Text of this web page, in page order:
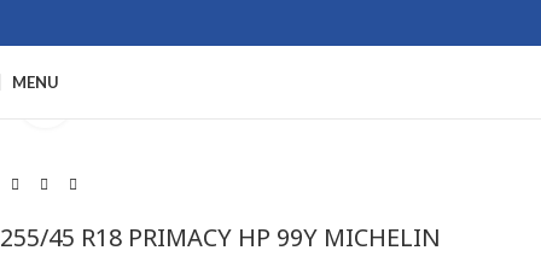
MENU
255/45 R18 PRIMACY HP 99Y MICHELIN